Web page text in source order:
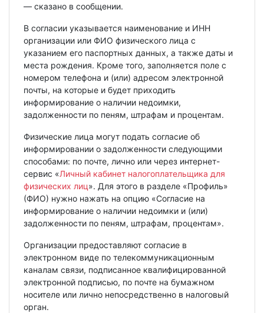
— сказано в сообщении.
В согласии указывается наименование и ИНН
организации или ФИО физического лица с
указанием его паспортных данных, а также даты и
места рождения. Кроме того, заполняется поле с
номером телефона и (или) адресом электронной
почты, на которые и будет приходить
информирование о наличии недоимки,
задолженности по пеням, штрафам и процентам.
Физические лица могут подать согласие об
информировании о задолженности следующими
способами: по почте, лично или через интернет-
сервис «Личный кабинет налогоплательщика для
физических лиц». Для этого в разделе «Профиль»
(ФИО) нужно нажать на опцию «Согласие на
информирование о наличии недоимки и (или)
задолженности по пеням, штрафам, процентам».
Организации предоставляют согласие в
электронном виде по телекоммуникационным
каналам связи, подписанное квалифицированной
электронной подписью, по почте на бумажном
носителе или лично непосредственно в налоговый
орган.